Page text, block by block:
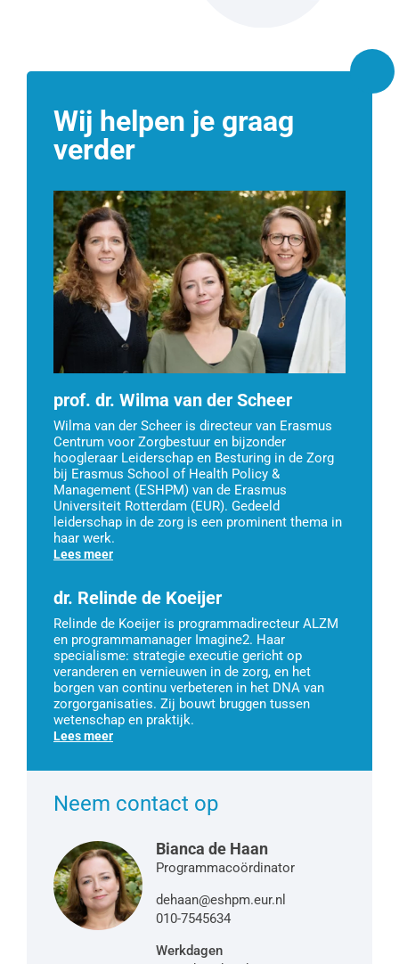
Wij helpen je graag
verder
prof. dr. Wilma van der Scheer
Wilma van der Scheer is directeur van Erasmus
Centrum voor Zorgbestuur en bijzonder
hoogleraar Leiderschap en Besturing in de Zorg
bij Erasmus School of Health Policy &
Management (ESHPM) van de Erasmus
Universiteit Rotterdam (EUR). Gedeeld
leiderschap in de zorg is een prominent thema in
haar werk.
Lees meer
dr. Relinde de Koeijer
Relinde de Koeijer is programmadirecteur ALZM
en programmamanager Imagine2. Haar
specialisme: strategie executie gericht op
veranderen en vernieuwen in de zorg, en het
borgen van continu verbeteren in het DNA van
zorgorganisaties. Zij bouwt bruggen tussen
wetenschap en praktijk.
Lees meer
Neem contact op
Bianca de Haan
Programmacoördinator
dehaan@eshpm.eur.nl
010-7545634
Werkdagen